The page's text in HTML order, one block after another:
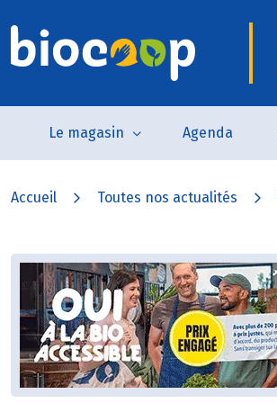
Le magasin Agenda
Accueil Toutes nos actualités